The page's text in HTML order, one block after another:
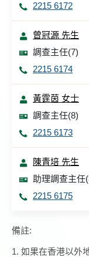
2215 6172
曾冠源 先生
調查主任(7)
2215 6174
黃霆茵 女士
調查主任(8)
2215 6173
陳青培 先生
助理調查主任
2215 6175
備註:
1. 如果在香港以外